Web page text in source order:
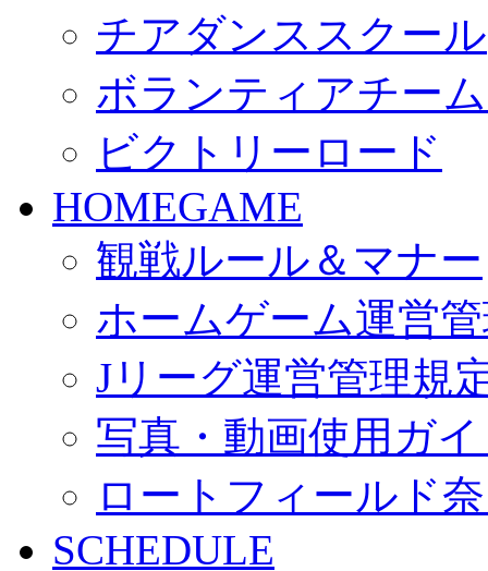
チアダンススクール
ボランティアチー
ビクトリーロード
HOMEGAME
観戦ルール＆マナー
ホームゲーム運営
Jリーグ運営管理規
写真・動画使用ガ
ロートフィールド
SCHEDULE